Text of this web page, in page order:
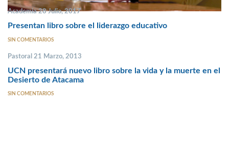
Academia 28 Julio, 2017
Presentan libro sobre el liderazgo educativo
SIN COMENTARIOS
Pastoral 21 Marzo, 2013
UCN presentará nuevo libro sobre la vida y la muerte en el
Desierto de Atacama
SIN COMENTARIOS